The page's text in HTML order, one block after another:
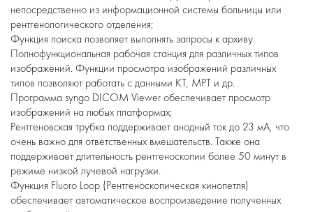
непосредственно из информационной системы больницы или
рентгенологического отделения;
Функция поиска позволяет выполнять запросы к архиву.
Полнофункциональная рабочая станция для различных типов
изображений. Функции просмотра изображений различных
типов позволяют работать с данными КТ, МРТ и др.
Программа syngo DICOM Viewer обеспечивает просмотр
изображений на любых платформах;
Рентгеновская трубка поддерживает анодный ток до 23 мА, что
очень важно для ответственных вмешательств. Также она
поддерживает длительность рентгеноскопии более 50 минут в
режиме низкой лучевой нагрузки.
Функция Fluoro Loop (Рентгеноскопическая кинопетля)
обеспечивает автоматическое воспроизведение полученных